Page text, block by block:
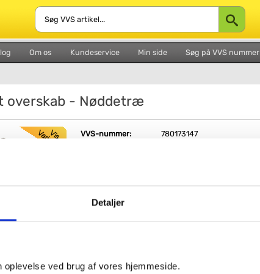
Detaljer
ved brug af vores hjemmeside.
Om os Kundeservice Min side Søg på VVS nummer
overskab - Nøddetræ
VVS-nummer:
780173147
Ifö Sense Art overskab -Nøddetræ melamin
strømlinet look.